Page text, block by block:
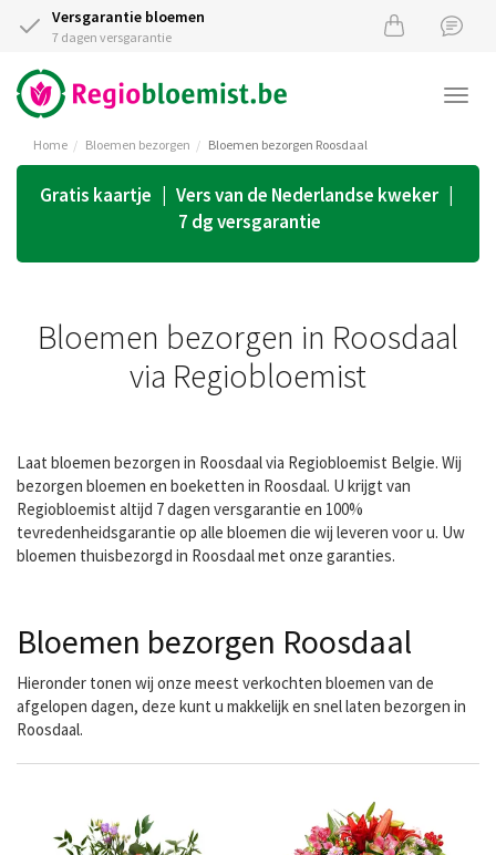
Versgarantie bloemen
7 dagen versgarantie
Home Bloemen bezorgen Bloemen bezorgen Roosdaal
Gratis kaartje | Vers van de Nederlandse kweker |
7 dg versgarantie
Bloemen bezorgen in Roosdaal
via Regiobloemist
Laat bloemen bezorgen in Roosdaal via Regiobloemist Belgie. Wij
bezorgen bloemen en boeketten in Roosdaal. U krijgt van
Regiobloemist altijd 7 dagen versgarantie en 100%
tevredenheidsgarantie op alle bloemen die wij leveren voor u. Uw
bloemen thuisbezorgd in Roosdaal met onze garanties.
Bloemen bezorgen Roosdaal
Hieronder tonen wij onze meest verkochten bloemen van de
afgelopen dagen, deze kunt u makkelijk en snel laten bezorgen in
Roosdaal.